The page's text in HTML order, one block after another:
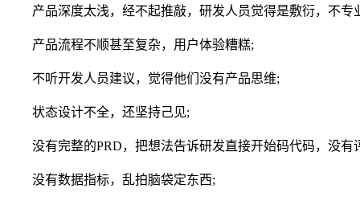
产品深度太浅，经不起推敲，研发人员觉得是敷衍，不专
产品流程不顺甚至复杂，用户体验糟糕;
不听开发人员建议，觉得他们没有产品思维;
状态设计不全，还坚持己见;
没有完整的PRD，把想法告诉研发直接开始码代码，没有
没有数据指标，乱拍脑袋定东西;